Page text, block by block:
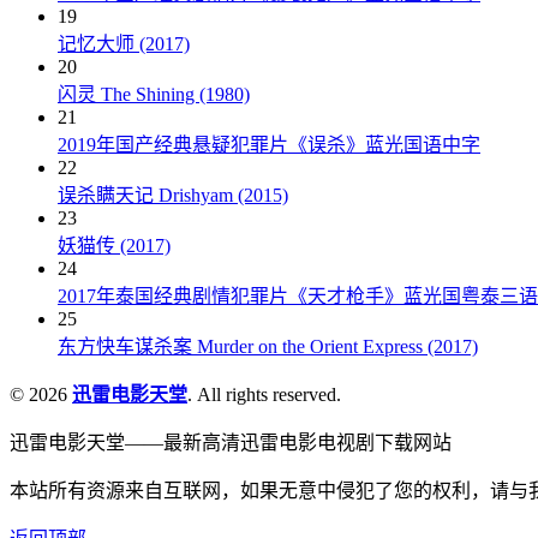
19
记忆大师 (2017)
20
闪灵 The Shining (1980)
21
2019年国产经典悬疑犯罪片《误杀》蓝光国语中字
22
误杀瞒天记 Drishyam (2015)
23
妖猫传 (2017)
24
2017年泰国经典剧情犯罪片《天才枪手》蓝光国粤泰三
25
东方快车谋杀案 Murder on the Orient Express (2017)
© 2026 迅雷电影天堂. All rights reserved.
迅雷电影天堂——最新高清迅雷电影电视剧下载网站
本站所有资源来自互联网，如果无意中侵犯了您的权利，请与